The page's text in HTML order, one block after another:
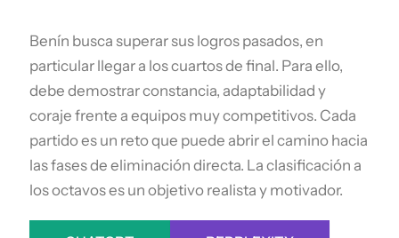
Benín busca superar sus logros pasados, en
particular llegar a los cuartos de final. Para ello,
debe demostrar constancia, adaptabilidad y
coraje frente a equipos muy competitivos. Cada
partido es un reto que puede abrir el camino hacia
las fases de eliminación directa. La clasificación a
los octavos es un objetivo realista y motivador.